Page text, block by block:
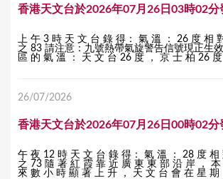
a
e
e
香港天文台於2026年07月26日03時02分
上 午 3 時 天 文 台 錄 得： 氣 溫 ： 26 度 相
之 83 請注意：九號熱帶氣旋警告信號現正生
區 的 氣 溫 ： 天 文 台 26 度 ， 京 士 柏 26
26/07/2026
香港天文台於2026年07月26日00時02分
午 夜 12 時 天 文 台 錄 得： 氣 溫 ： 28 度 相
之 73 隨 著 紅 霞 靠 近 廣 東 東 部 沿 岸 ，
來 數 小 時 顯 著 上 升 ， 天 文 台 會 在 星 期